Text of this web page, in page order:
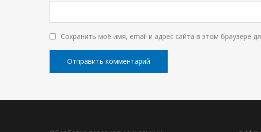
Сохранить моё имя, email и адрес сайта в этом браузере